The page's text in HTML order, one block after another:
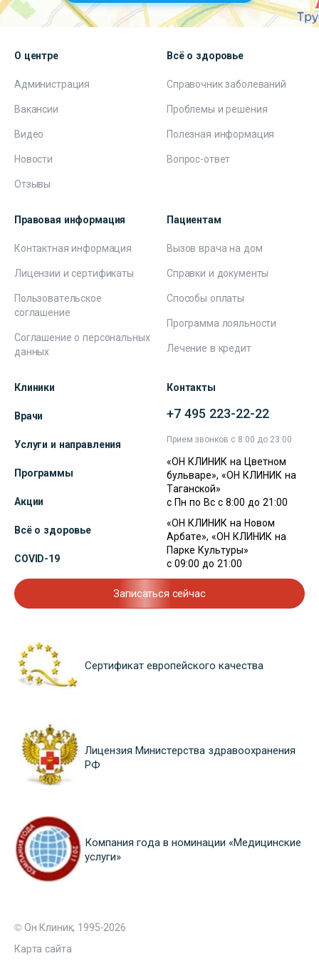
О центре
Администрация
Вакансии
Видео
Новости
Отзывы
Всё о здоровье
Справочник заболеваний
Проблемы и решения
Полезная информация
Вопрос-ответ
Правовая информация
Контактная информация
Лицензии и сертификаты
Пользовательское
соглашение
Соглашение о персональных
данных
Пациентам
Вызов врача на дом
Справки и документы
Способы оплаты
Программа лояльности
Лечение в кредит
Клиники
Врачи
Услуги и направления
Программы
Акции
Всё о здоровье
COVID-19
Контакты
+7 495 223-22-22
Прием звонков с 8:00 до 23:00
«ОН КЛИНИК на Цветном
бульваре», «ОН КЛИНИК на
Таганской»
с Пн по Вс с 8:00 до 21:00
«ОН КЛИНИК на Новом
Арбате», «ОН КЛИНИК на
Парке Культуры»
с 09:00 до 21:00
Записаться сейчас
Сертификат европейского качества
Лицензия Министерства здравоохранения
РФ
Компания года в номинации «Медицинские
услуги»
© Он Клиник, 1995-2026
Карта сайта